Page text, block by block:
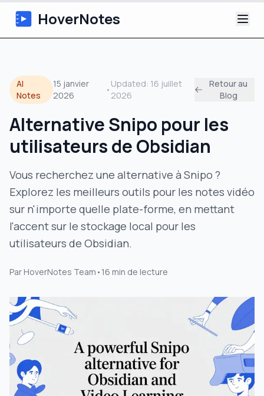
HoverNotes
Extension
Notes Vidéo IA
Tutoriels
À propos
Blog
AI
Notes
15 janvier
2026
•
Updated: 16 juillet
2026
Retour au
Blog
Alternative Snipo pour les
utilisateurs de Obsidian
Vous recherchez une alternative à Snipo ?
Explorez les meilleurs outils pour les notes vidéo
sur n'importe quelle plate-forme, en mettant
l'accent sur le stockage local pour les
utilisateurs de Obsidian.
Par HoverNotes Team • 16 min de lecture